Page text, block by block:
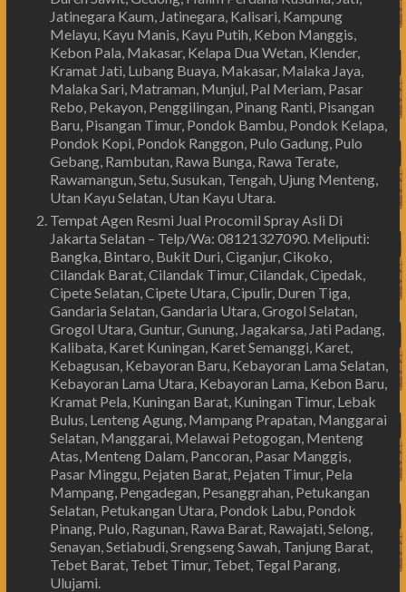
Jatinegara Kaum, Jatinegara, Kalisari, Kampung
Melayu, Kayu Manis, Kayu Putih, Kebon Manggis,
Kebon Pala, Makasar, Kelapa Dua Wetan, Klender,
Kramat Jati, Lubang Buaya, Makasar, Malaka Jaya,
Malaka Sari, Matraman, Munjul, Pal Meriam, Pasar
Rebo, Pekayon, Penggilingan, Pinang Ranti, Pisangan
Baru, Pisangan Timur, Pondok Bambu, Pondok Kelapa,
Pondok Kopi, Pondok Ranggon, Pulo Gadung, Pulo
Gebang, Rambutan, Rawa Bunga, Rawa Terate,
Rawamangun, Setu, Susukan, Tengah, Ujung Menteng,
Utan Kayu Selatan, Utan Kayu Utara.
Tempat Agen Resmi Jual Procomil Spray Asli Di
Jakarta Selatan – Telp/Wa: 08121327090. Meliputi:
Bangka, Bintaro, Bukit Duri, Ciganjur, Cikoko,
Cilandak Barat, Cilandak Timur, Cilandak, Cipedak,
Cipete Selatan, Cipete Utara, Cipulir, Duren Tiga,
Gandaria Selatan, Gandaria Utara, Grogol Selatan,
Grogol Utara, Guntur, Gunung, Jagakarsa, Jati Padang,
Kalibata, Karet Kuningan, Karet Semanggi, Karet,
Kebagusan, Kebayoran Baru, Kebayoran Lama Selatan,
Kebayoran Lama Utara, Kebayoran Lama, Kebon Baru,
Kramat Pela, Kuningan Barat, Kuningan Timur, Lebak
Bulus, Lenteng Agung, Mampang Prapatan, Manggarai
Selatan, Manggarai, Melawai Petogogan, Menteng
Atas, Menteng Dalam, Pancoran, Pasar Manggis,
Pasar Minggu, Pejaten Barat, Pejaten Timur, Pela
Mampang, Pengadegan, Pesanggrahan, Petukangan
Selatan, Petukangan Utara, Pondok Labu, Pondok
Pinang, Pulo, Ragunan, Rawa Barat, Rawajati, Selong,
Senayan, Setiabudi, Srengseng Sawah, Tanjung Barat,
Tebet Barat, Tebet Timur, Tebet, Tegal Parang,
Ulujami.